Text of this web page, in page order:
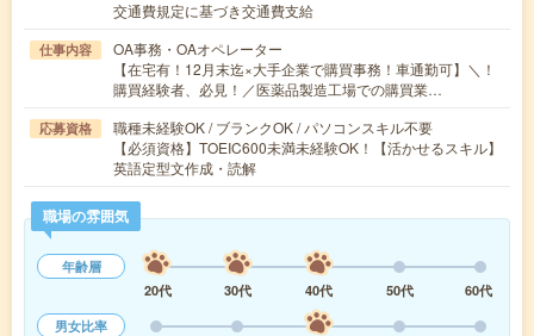
交通費規定に基づき交通費支給
仕事内容
OA事務・OAオペレーター
【在宅有！12月末迄×大手企業で購買事務！車通勤可】＼！
購買経験者、必見！／医薬品製造工場での購買業…
応募資格
職種未経験OK / ブランクOK / パソコンスキル不要
【必須資格】TOEIC600未満未経験OK！【活かせるスキル】
英語定型文作成・読解
職場の雰囲気
年齢層
20代
30代 40代 50代
60代
男女比率